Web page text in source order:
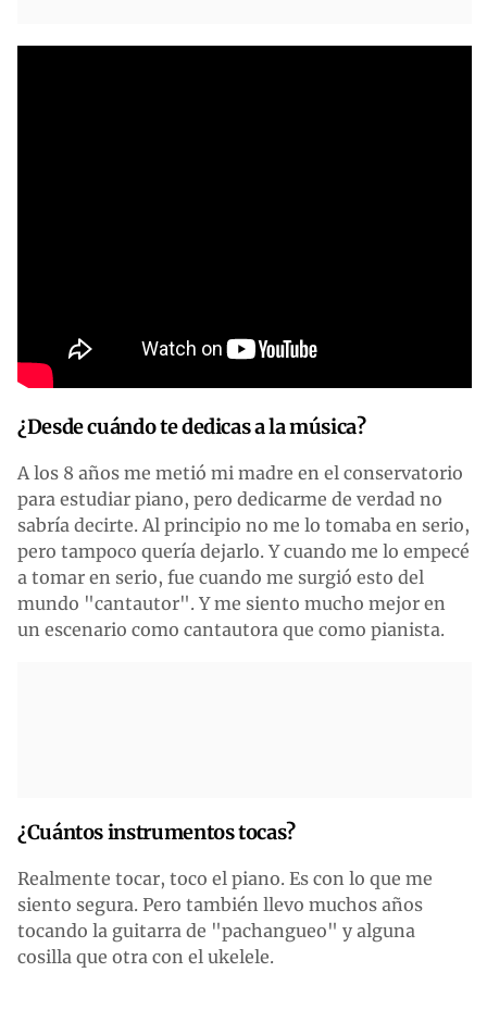
¿Desde cuándo te dedicas a la música?
A los 8 años me metió mi madre en el conservatorio
para estudiar piano, pero dedicarme de verdad no
sabría decirte. Al principio no me lo tomaba en serio,
pero tampoco quería dejarlo. Y cuando me lo empecé
a tomar en serio, fue cuando me surgió esto del
mundo "cantautor". Y me siento mucho mejor en
un escenario como cantautora que como pianista.
¿Cuántos instrumentos tocas?
Realmente tocar, toco el piano. Es con lo que me
siento segura. Pero también llevo muchos años
tocando la guitarra de "pachangueo" y alguna
cosilla que otra con el ukelele.